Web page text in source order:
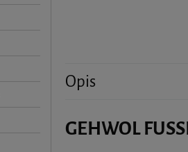
Opis
GEHWOL